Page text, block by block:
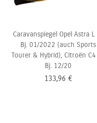
Caravanspiegel Opel Astra L
Bj. 01/2022 (auch Sports
Tourer & Hybrid), Citroën
Bj. 12/20
133,96 €